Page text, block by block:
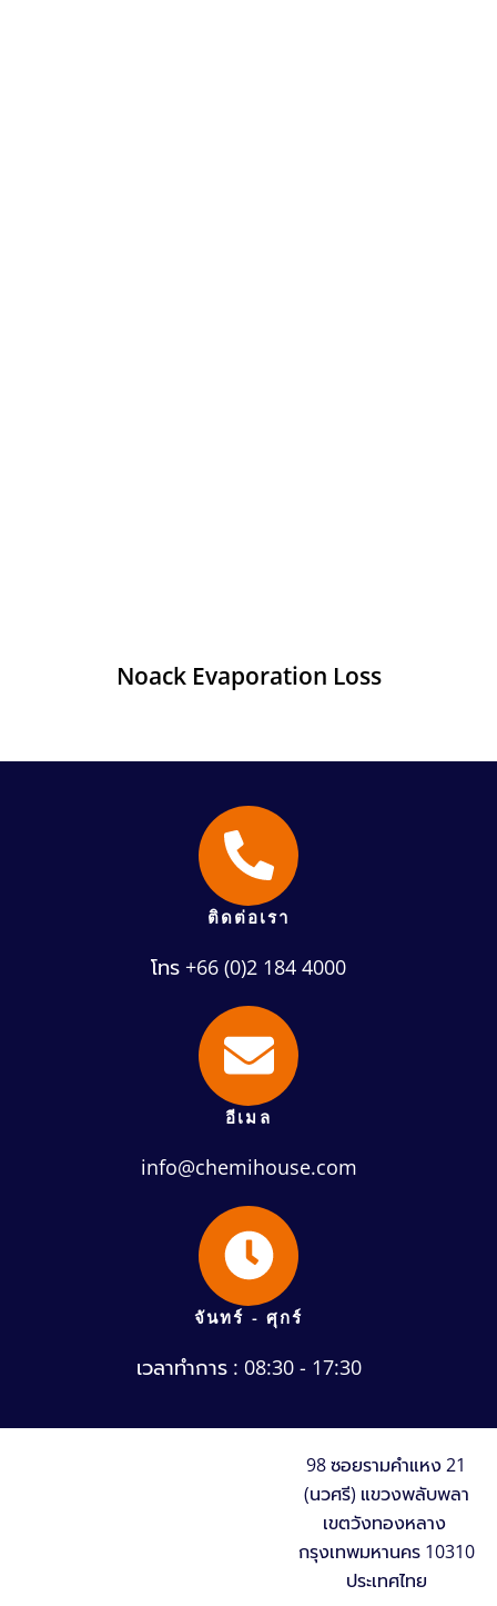
Noack Evaporation Loss
ติดต่อเรา
โทร +66 (0)2 184 4000
อีเมล
info@chemihouse.com
จันทร์ - ศุกร์
เวลาทำการ : 08:30 - 17:30
98 ซอยรามคำแหง 21
(นวศรี) แขวงพลับพลา
เขตวังทองหลาง
กรุงเทพมหานคร 10310
ประเทศไทย